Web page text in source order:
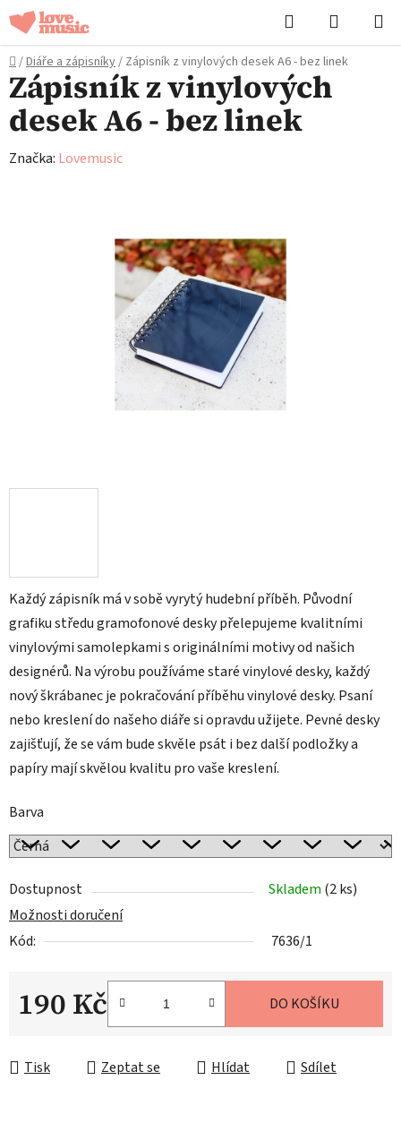
Přejít
na
obsah
Hledat
KOŠÍK
Domů
/Diáře a zápisníky/ Zápisník z vinylových desek A6 - bez linek
Každý zápisník má v sobě vyrytý hudební příběh. Původní
grafiku středu gramofonové desky přelepujeme kvalitními
vinylovými samolepkami s originálními motivy od našich
designérů. Na výrobu používáme staré vinylové desky, každý
nový škrábanec je pokračování příběhu vinylové desky. Psaní
nebo kreslení do našeho diáře si opravdu užijete. Pevné desky
zajišťují, že se vám bude skvěle psát i bez další podložky a
papíry mají skvělou kvalitu pro vaše kreslení.
Barva
Dostupnost Skladem (2 ks)
Možnosti doručení
Kód:
7636/1
190 Kč DO KOŠÍKU
Tisk Zeptat se Hlídat Sdílet
Zápisník z vinylových
desek A6 - bez linek
Značka: Lovemusic